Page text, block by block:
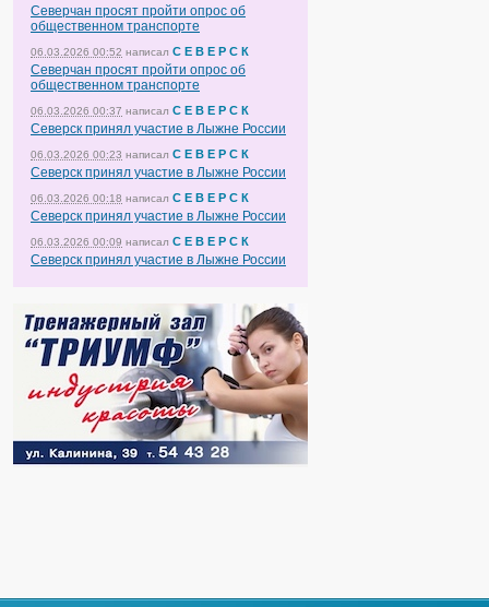
Северчан просят пройти опрос об
общественном транспорте
06.03.2026 00:52 написал С Е В Е Р С К
Северчан просят пройти опрос об
общественном транспорте
06.03.2026 00:37 написал С Е В Е Р С К
Северск принял участие в Лыжне России
06.03.2026 00:23 написал С Е В Е Р С К
Северск принял участие в Лыжне России
06.03.2026 00:18 написал С Е В Е Р С К
Северск принял участие в Лыжне России
06.03.2026 00:09 написал С Е В Е Р С К
Северск принял участие в Лыжне России